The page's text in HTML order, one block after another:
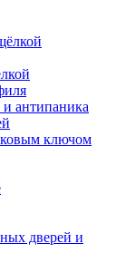
антипаника
ключом
дверей и